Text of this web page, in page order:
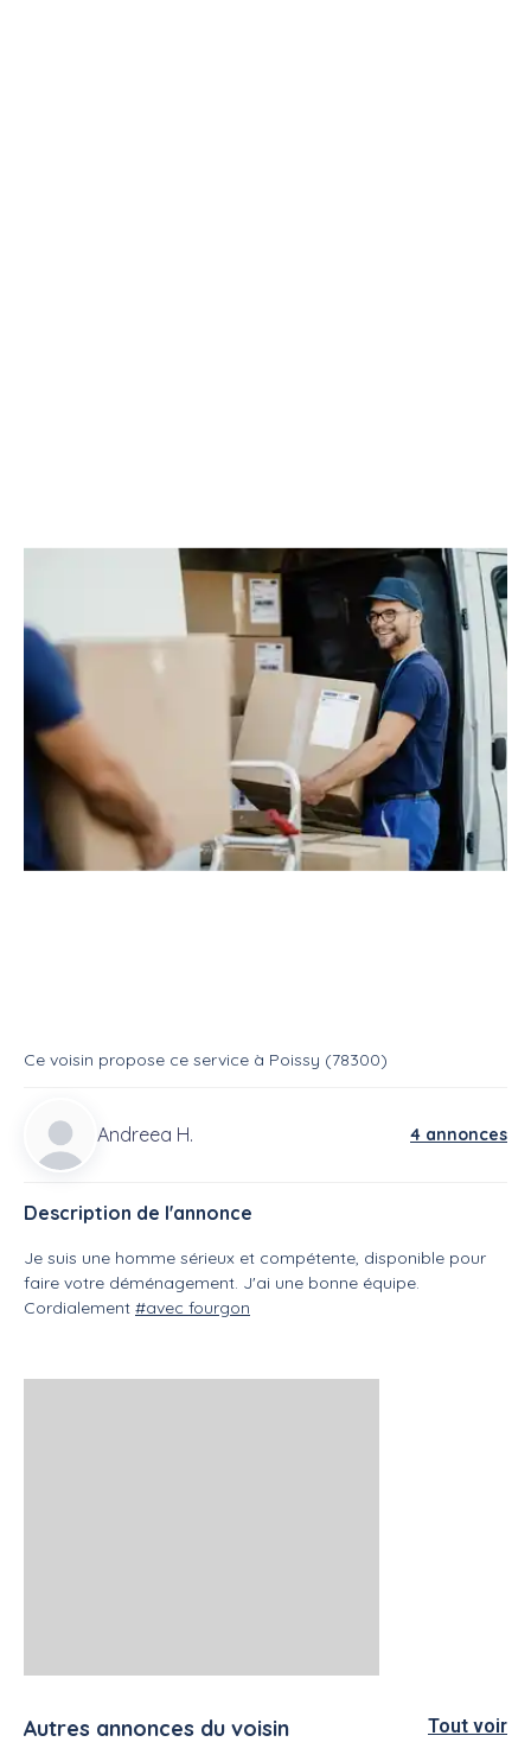
Déménagement Avec fourgon
Disponible pour votre
déménagement
Service Avec fourgon
Ce voisin propose ce service à Poissy (78300)
Andreea H. 4 annonces
Description de l'annonce
Je suis une homme sérieux et compétente, disponible pour
faire votre déménagement. J'ai une bonne équipe.
Cordialement #avec fourgon
Autres annonces du voisin Tout voir